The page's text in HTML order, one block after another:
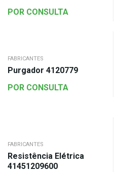
POR CONSULTA
FABRICANTES
Purgador 4120779
POR CONSULTA
FABRICANTES
Resistência Elétrica
41451209600